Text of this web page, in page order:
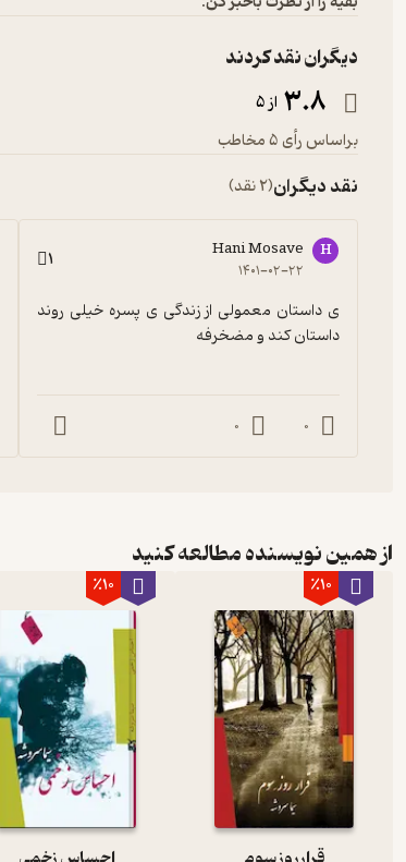
دیگران نقد کردند
3.8 از 5
براساس رأی 5 مخاطب
نقد دیگران(2 نقد)
H
Hani Mosave
۱۴۰۱-۰۲-۲۲ 1
داستان کند و مضخرفه
0
0
از همین نویسنده مطالعه کنید
٪10 ٪10